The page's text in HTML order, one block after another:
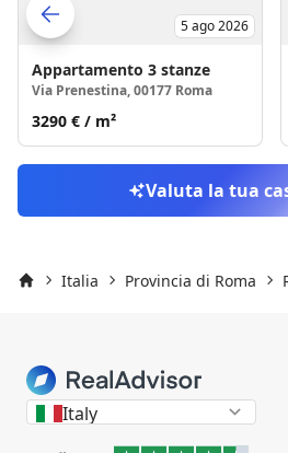
Skip to
3290 €
Valuta la tua
Italia Provincia di Roma
Italy